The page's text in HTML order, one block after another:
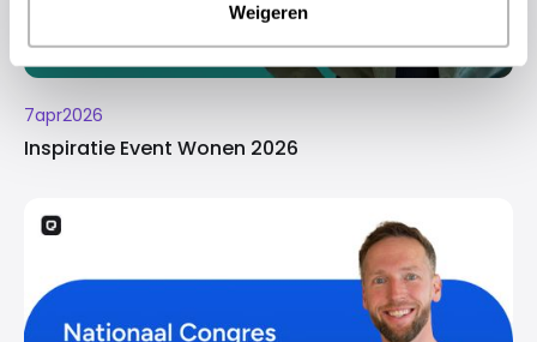
Weigeren
7apr2026
Inspiratie Event Wonen 2026